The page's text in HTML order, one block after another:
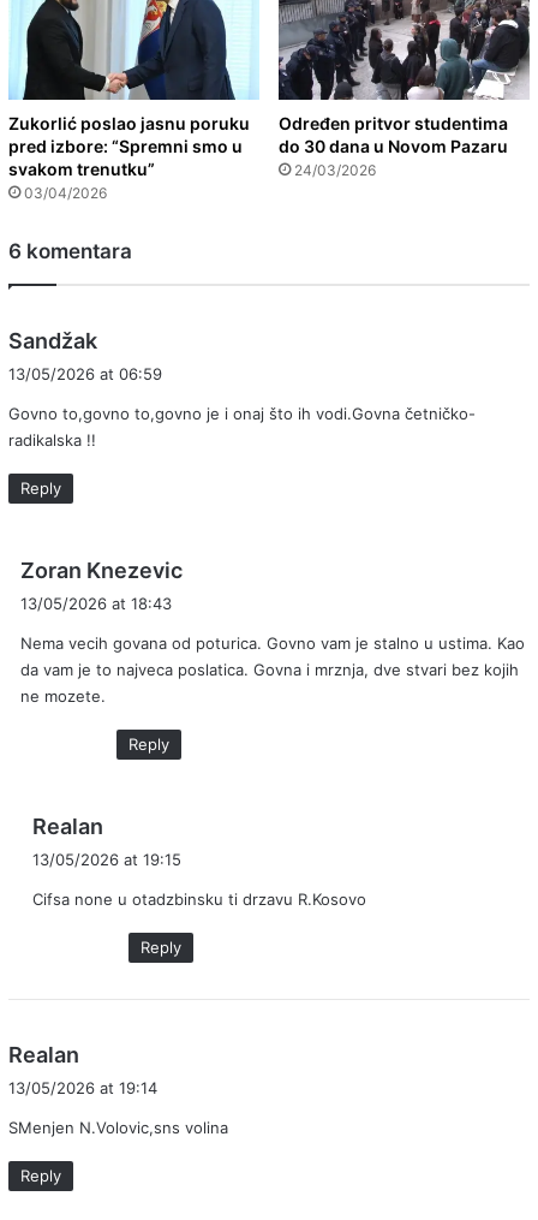
Zukorlić poslao jasnu poruku
pred izbore: “Spremni smo u
svakom trenutku”
03/04/2026
Određen pritvor studentima
do 30 dana u Novom Pazaru
24/03/2026
6 komentara
Sandžak
s
13/05/2026 at 06:59
Govno to,govno to,govno je i onaj što ih vodi.Govna četničko-
radikalska !!
Reply
Zoran Knezevic
s
:
13/05/2026 at 18:43
Nema vecih govana od poturica. Govno vam je stalno u ustima. Kao
da vam je to najveca poslatica. Govna i mrznja, dve stvari bez kojih
ne mozete.
Reply
Realan
s
13/05/2026 at 19:15
Cifsa none u otadzbinsku ti drzavu R.Kosovo
Reply
Realan
s
13/05/2026 at 19:14
SMenjen N.Volovic,sns volina
Reply